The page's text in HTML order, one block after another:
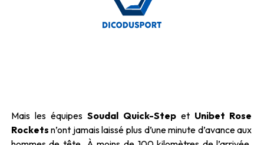
Mais les équipes Soudal Quick-Stepet Unibet Rose
Rockets n’ont jamais laissé plus d’une minute d’avance aux